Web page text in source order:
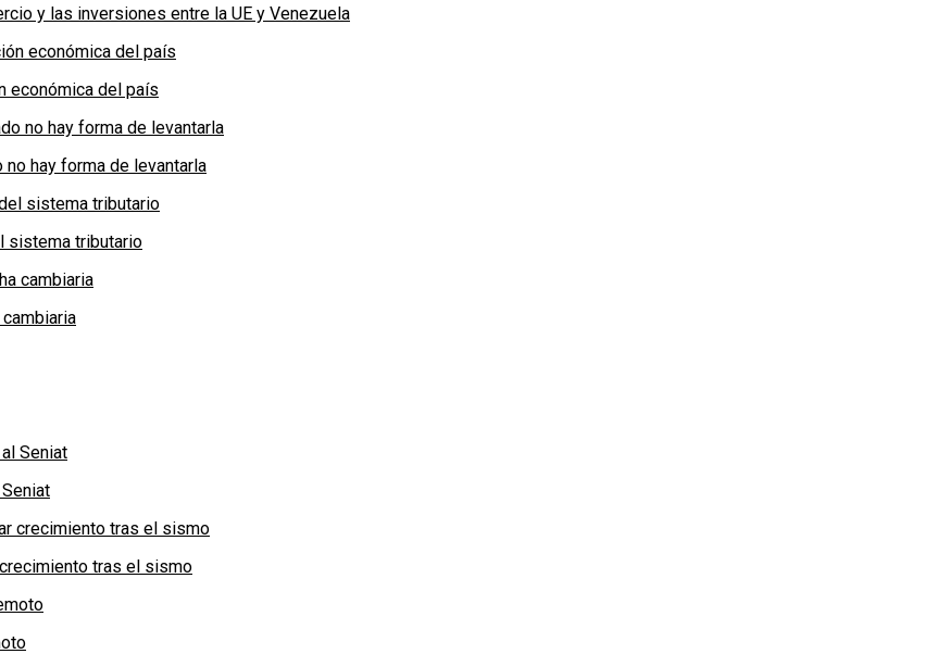
y las inversiones entre la UE y Venezuela
económica del país
hay forma de levantarla
sistema tributario
tras el sismo